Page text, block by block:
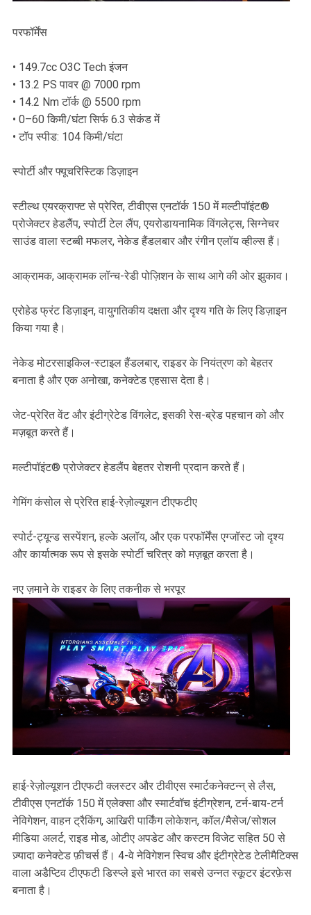
परफॉर्मेंस
• 149.7cc O3C Tech इंजन
• 13.2 PS पावर @ 7000 rpm
• 14.2 Nm टॉर्क @ 5500 rpm
• 0–60 किमी/घंटा सिर्फ 6.3 सेकंड में
• टॉप स्पीड: 104 किमी/घंटा
स्पोर्टी और फ्यूचरिस्टिक डिज़ाइन
स्टील्थ एयरक्राफ्ट से प्रेरित, टीवीएस एनटॉर्क 150 में मल्टीपॉइंट®
प्रोजेक्टर हेडलैंप, स्पोर्टी टेल लैंप, एयरोडायनामिक विंगलेट्स, सिग्नेचर
साउंड वाला स्टब्बी मफलर, नेकेड हैंडलबार और रंगीन एलॉय व्हील्स हैं।
आक्रामक, आक्रामक लॉन्च-रेडी पोज़िशन के साथ आगे की ओर झुकाव।
एरोहेड फ्रंट डिज़ाइन, वायुगतिकीय दक्षता और दृश्य गति के लिए डिज़ाइन
किया गया है।
नेकेड मोटरसाइकिल-स्टाइल हैंडलबार, राइडर के नियंत्रण को बेहतर
बनाता है और एक अनोखा, कनेक्टेड एहसास देता है।
जेट-प्रेरित वेंट और इंटीग्रेटेड विंगलेट, इसकी रेस-ब्रेड पहचान को और
मज़बूत करते हैं।
मल्टीपॉइंट® प्रोजेक्टर हेडलैंप बेहतर रोशनी प्रदान करते हैं।
गेमिंग कंसोल से प्रेरित हाई-रेज़ोल्यूशन टीएफटीए
स्पोर्ट-ट्यून्ड सस्पेंशन, हल्के अलॉय, और एक परफॉर्मेंस एग्जॉस्ट जो दृश्य
और कार्यात्मक रूप से इसके स्पोर्टी चरित्र को मज़बूत करता है।
नए ज़माने के राइडर के लिए तकनीक से भरपूर
हाई-रेज़ोल्यूशन टीएफटी क्लस्टर और टीवीएस स्मार्टकनेक्टन्न् से लैस,
टीवीएस एनटॉर्क 150 में एलेक्सा और स्मार्टवॉच इंटीग्रेशन, टर्न-बाय-टर्न
नेविगेशन, वाहन ट्रैकिंग, आखिरी पार्किंग लोकेशन, कॉल/मैसेज/सोशल
मीडिया अलर्ट, राइड मोड, ओटीए अपडेट और कस्टम विजेट सहित 50 से
ज़्यादा कनेक्टेड फ़ीचर्स हैं। 4-वे नेविगेशन स्विच और इंटीग्रेटेड टेलीमैटिक्स
वाला अडैप्टिव टीएफटी डिस्प्ले इसे भारत का सबसे उन्नत स्कूटर इंटरफ़ेस
बनाता है।